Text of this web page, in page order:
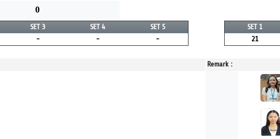
0
SET 3 SET 4
SET 5
- - -
SET 1
21
Remark :